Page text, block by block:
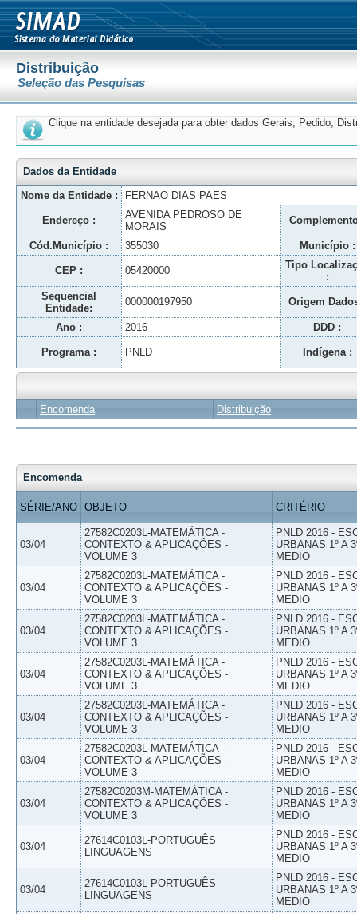
Distribuição
Seleção das Pesquisas
Clique na entidade desejada para obter dados Gerais, Pedido,
Dados da Entidade
Nome da Entidade :
FERNAO DIAS PAES
Endereço :
AVENIDA PEDROSO DE
MORAIS
Cód.Município : 355030 Município :
CEP : 05420000
Tipo
:
Sequencial
Entidade:
000000197950 Origem
Ano : 2016 DDD :
Programa : PNLD Indígena :
Encomenda Distribuição
Encomenda
SÉRIE/ANO OBJETO CRITÉRIO
03/04
27582C0203L-MATEMÁTICA -
CONTEXTO & APLICAÇÕES -
VOLUME 3
PNLD 2016 -
URBANAS 1º A
MEDIO
03/04
27582C0203L-MATEMÁTICA -
CONTEXTO & APLICAÇÕES -
VOLUME 3
PNLD 2016 -
URBANAS 1º A
MEDIO
03/04
27582C0203L-MATEMÁTICA -
CONTEXTO & APLICAÇÕES -
VOLUME 3
PNLD 2016 -
URBANAS 1º A
MEDIO
03/04
27582C0203L-MATEMÁTICA -
CONTEXTO & APLICAÇÕES -
VOLUME 3
PNLD 2016 -
URBANAS 1º A
MEDIO
03/04
27582C0203L-MATEMÁTICA -
CONTEXTO & APLICAÇÕES -
VOLUME 3
PNLD 2016 -
URBANAS 1º A
MEDIO
03/04
27582C0203L-MATEMÁTICA -
CONTEXTO & APLICAÇÕES -
VOLUME 3
PNLD 2016 -
URBANAS 1º A
MEDIO
03/04
27582C0203M-MATEMÁTICA -
CONTEXTO & APLICAÇÕES -
VOLUME 3
PNLD 2016 -
URBANAS 1º A
MEDIO
03/04
27614C0103L-PORTUGUÊS
LINGUAGENS
PNLD 2016 -
URBANAS 1º A
MEDIO
03/04
27614C0103L-PORTUGUÊS
LINGUAGENS
PNLD 2016 -
URBANAS 1º A
MEDIO